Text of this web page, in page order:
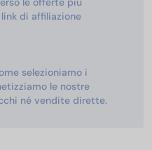
di affiliazione
selezioniamo i
le nostre
né vendite dirette.